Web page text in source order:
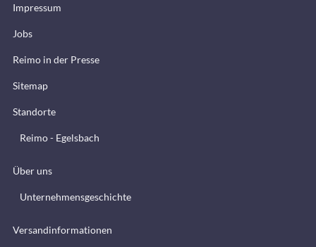
Impressum
Jobs
Reimo in der Presse
Sitemap
Standorte
Reimo - Egelsbach
Über uns
Unternehmensgeschichte
Versandinformationen